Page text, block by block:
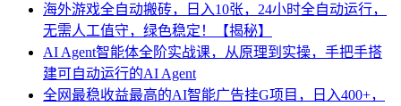
海外游戏全自动搬砖，日入10张，24小时全自动运行，
无需人工值守，绿色稳定！【揭秘】
AI Agent智能体全阶实战课，从原理到实操，手把手搭
建可自动运行的AI Agent
全网最稳收益最高的AI智能广告挂G项目，日入400+，